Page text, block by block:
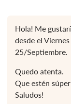
Hola! Me
desde el
25/Septiembre.
Quedo atenta.
Que estén
Saludos!